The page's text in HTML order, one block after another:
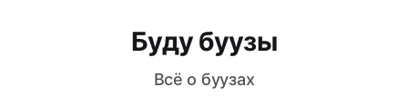
Буду буузы
Всё о буузах